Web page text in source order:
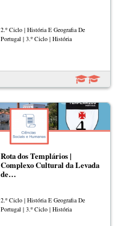
2.º Ciclo | História E Geografia De
Portugal | 3.º Ciclo | História
Rota dos Templários |
Complexo Cultural da Levada
de…
2.º Ciclo | História E Geografia De
Portugal | 3.º Ciclo | História